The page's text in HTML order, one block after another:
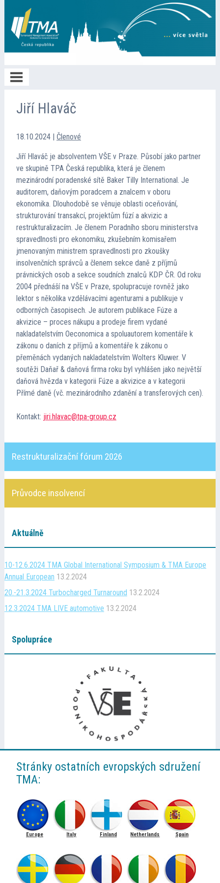
Home
O TMA
Členství
Spolupráce
Kontakt
Cena TMA
Průvodce insolvencí
Jiří Hlaváč
18.10.2024| Členové
Jiří Hlaváč je absolventem VŠE v Praze. Působí jako partner
ve skupině TPA Česká republika, která je členem
mezinárodní poradenské sítě Baker Tilly International. Je
auditorem, daňovým poradcem a znalcem v oboru
ekonomika. Dlouhodobě se věnuje oblasti oceňování,
strukturování transakcí, projektům fúzí a akvizic a
restrukturalizacím. Je členem Poradního sboru ministerstva
spravedlnosti pro ekonomiku, zkušebním komisařem
jmenovaným ministrem spravedlnosti pro zkoušky
insolvenčních správců a členem sekce daně z příjmů
právnických osob a sekce soudních znalců KDP ČR. Od roku
2004 přednáší na VŠE v Praze, spolupracuje rovněž jako
lektor s několika vzdělávacími agenturami a publikuje v
odborných časopisech. Je autorem publikace Fúze a
akvizice – proces nákupu a prodeje firem vydané
nakladatelstvím Oeconomica a spoluautorem komentáře k
zákonu o daních z příjmů a komentáře k zákonu o
přeměnách vydaných nakladatelstvím Wolters Kluwer. V
soutěži Daňař & daňová firma roku byl vyhlášen jako největší
daňová hvězda v kategorii Fúze a akvizice a v kategorii
Přímé daně (vč. mezinárodního zdanění a transferových cen).
Kontakt: jiri.hlavac@tpa-group.cz
Restrukturalizační fórum 2026
Průvodce insolvencí
Aktuálně
10-12.6.2024 TMA Global International Symposium & TMA Europe
Annual European 13.2.2024
20.-21.3.2024 Turbocharged Turnaround 13.2.2024
12.3.2024 TMA LIVE automotive 13.2.2024
Spolupráce
Stránky ostatních evropských sdružení
TMA:
Europe Italy Finland Netherlands Spain